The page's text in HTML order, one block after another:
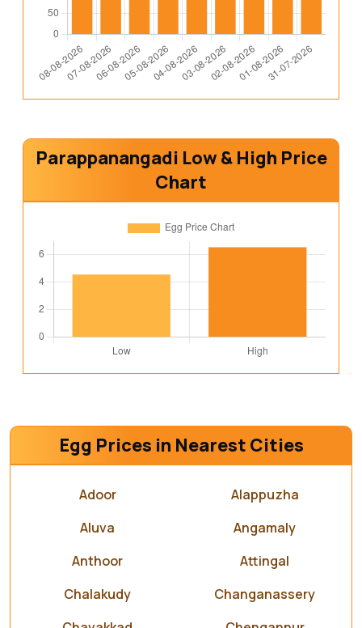
Parappanangadi Low & High Price
Chart
Egg Prices in Nearest Cities
Adoor
Alappuzha
Aluva
Angamaly
Anthoor
Attingal
Chalakudy
Changanassery